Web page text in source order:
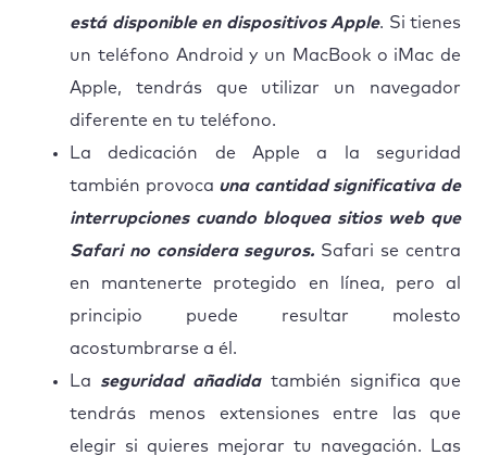
está disponible en dispositivos Apple. Si tienes
un teléfono Android y un MacBook o iMac de
Apple, tendrás que utilizar un navegador
diferente en tu teléfono.
La dedicación de Apple a la seguridad
también provoca una cantidad significativa de
interrupciones cuando bloquea sitios web que
Safari no considera seguros. Safari se centra
en mantenerte protegido en línea, pero al
principio puede resultar molesto
acostumbrarse a él.
La seguridad añadidatambién significa que
tendrás menos extensiones entre las que
elegir si quieres mejorar tu navegación. Las